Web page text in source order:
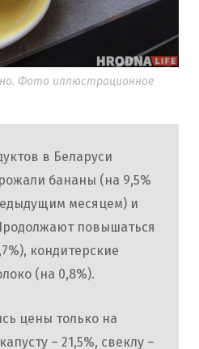
Фото иллюстрационное
в Беларуси
бананы (на 9,5%
месяцем) и
повышаться
кондитерские
(на 0,8%).
цены только на
– 21,5%, свеклу –